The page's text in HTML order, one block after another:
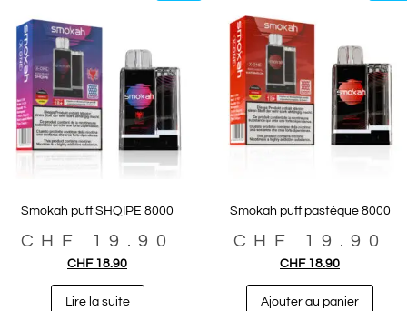
Smokah puff SHQIPE 8000
CHF 19.90
CHF18.90
Lire la suite
Smokah puff pastèque 8000
CHF 19.90
CHF18.90
Ajouter au panier